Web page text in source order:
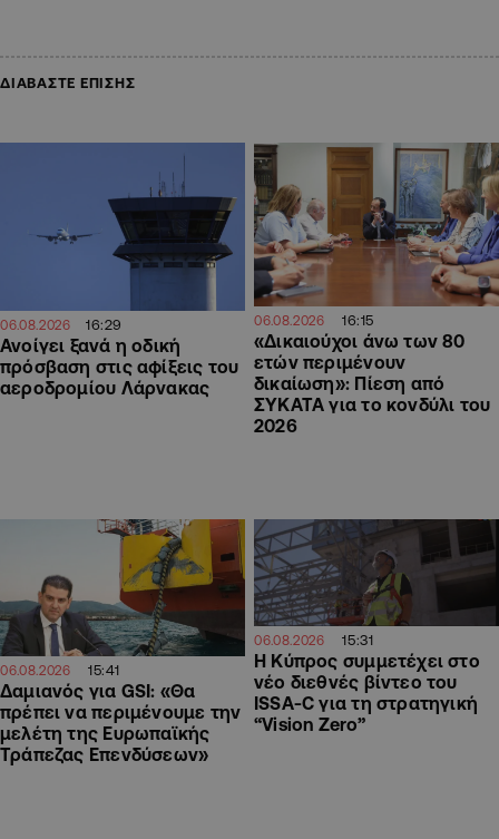
ΔΙΑΒΑΣΤΕ ΕΠΙΣΗΣ
06.08.2026 16:29
Ανοίγει ξανά η οδική
πρόσβαση στις αφίξεις του
αεροδρομίου Λάρνακας
06.08.2026 16:15
«Δικαιούχοι άνω των 80
ετών περιμένουν
δικαίωση»: Πίεση από
ΣΥΚΑΤΑ για το κονδύλι του
2026
06.08.2026 15:41
Δαμιανός για GSI: «Θα
πρέπει να περιμένουμε την
μελέτη της Ευρωπαϊκής
Τράπεζας Επενδύσεων»
06.08.2026 15:31
Η Κύπρος συμμετέχει στο
νέο διεθνές βίντεο του
ISSA-C για τη στρατηγική
“Vision Zero”